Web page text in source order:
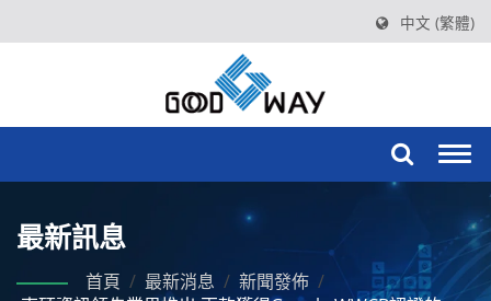
中文 (繁體)
最新訊息
首頁 / 最新消息 / 新聞發佈 /